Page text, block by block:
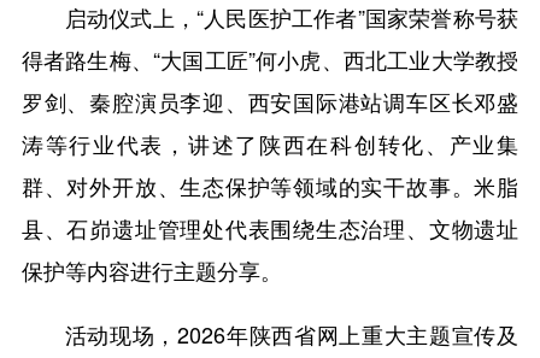
启动仪式上，“人民医护工作者”国家荣誉称号获
得者路生梅、“大国工匠”何小虎、西北工业大学教授
罗剑、秦腔演员李迎、西安国际港站调车区长邓盛
涛等行业代表，讲述了陕西在科创转化、产业集
群、对外开放、生态保护等领域的实干故事。米脂
县、石峁遗址管理处代表围绕生态治理、文物遗址
保护等内容进行主题分享。
活动现场，2026年陕西省网上重大主题宣传及